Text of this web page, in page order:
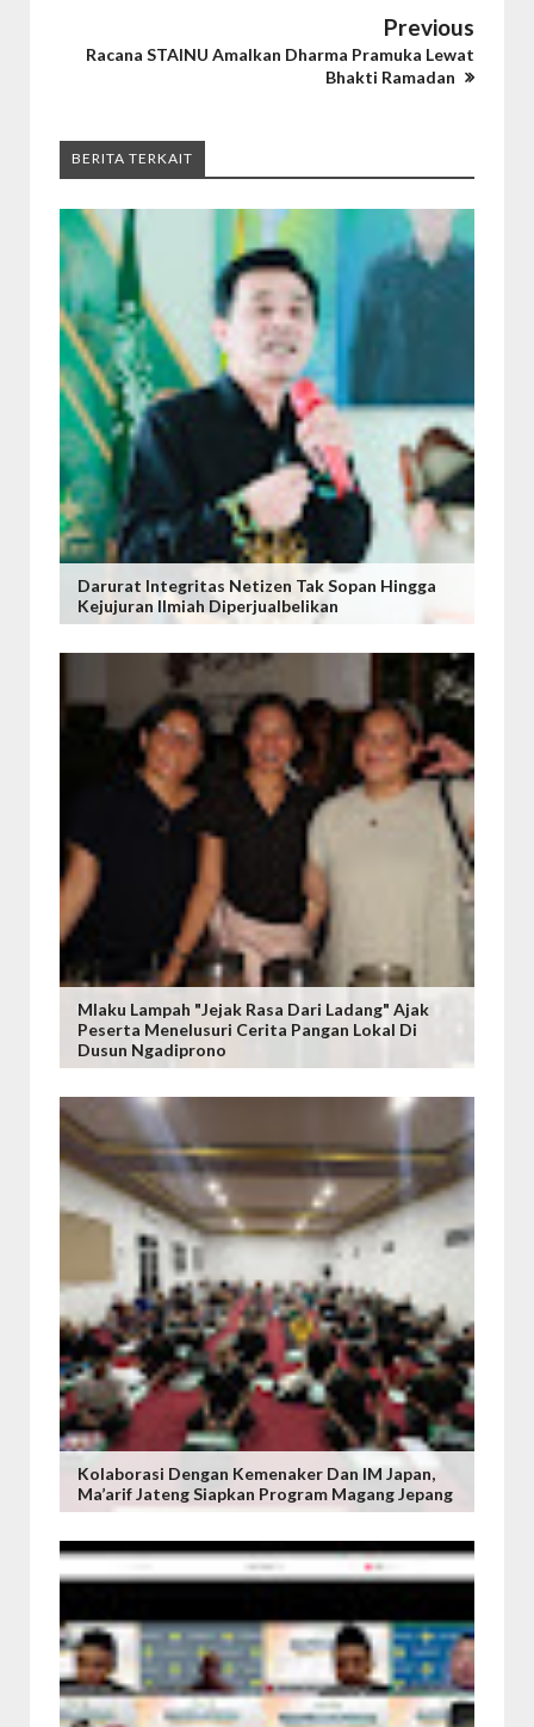
Previous
Racana STAINU Amalkan Dharma Pramuka Lewat
Bhakti Ramadan
BERITA TERKAIT
Darurat Integritas Netizen Tak Sopan Hingga
Kejujuran Ilmiah Diperjualbelikan
Mlaku Lampah "Jejak Rasa Dari Ladang" Ajak
Peserta Menelusuri Cerita Pangan Lokal Di
Dusun Ngadiprono
Kolaborasi Dengan Kemenaker Dan IM Japan,
Ma’arif Jateng Siapkan Program Magang Jepang